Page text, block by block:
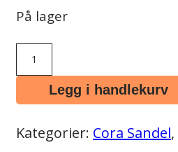
På lager
Spiralblokk
A5
Cora
Sandel
Legg i handlekurv
Kategorier: Cora Sandel,